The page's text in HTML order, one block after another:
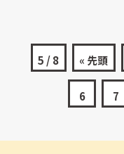
5 / 8 « 先頭
6 7